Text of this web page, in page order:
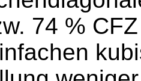
74 %